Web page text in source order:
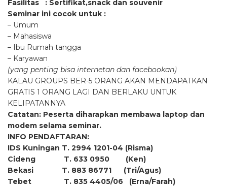
Fasilitas : Sertifikat,snack dan souvenir
Seminar ini cocok untuk :
– Umum
– Mahasiswa
– Ibu Rumah tangga
– Karyawan
(yang penting bisa internetan dan facebookan)
KALAU GROUPS BER-5 ORANG AKAN MENDAPATKAN
GRATIS 1 ORANG LAGI DAN BERLAKU UNTUK
KELIPATANNYA
Catatan: Peserta diharapkan membawa laptop dan
modem selama seminar.
INFO PENDAFTARAN:
IDS Kuningan T. 2994 1201-04 (Risma)
Cideng T. 633 0950 (Ken)
Bekasi T. 883 86771 (Tri/Agus)
Tebet T. 835 4405/06 (Erna/Farah)